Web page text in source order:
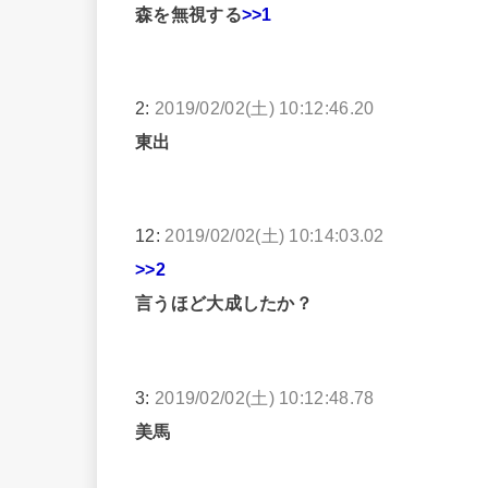
森を無視する>>1
2: 2019/02/02(土) 10:12:46.20
東出
12: 2019/02/02(土) 10:14:03.02
>>2
言うほど大成したか？
3: 2019/02/02(土) 10:12:48.78
美馬